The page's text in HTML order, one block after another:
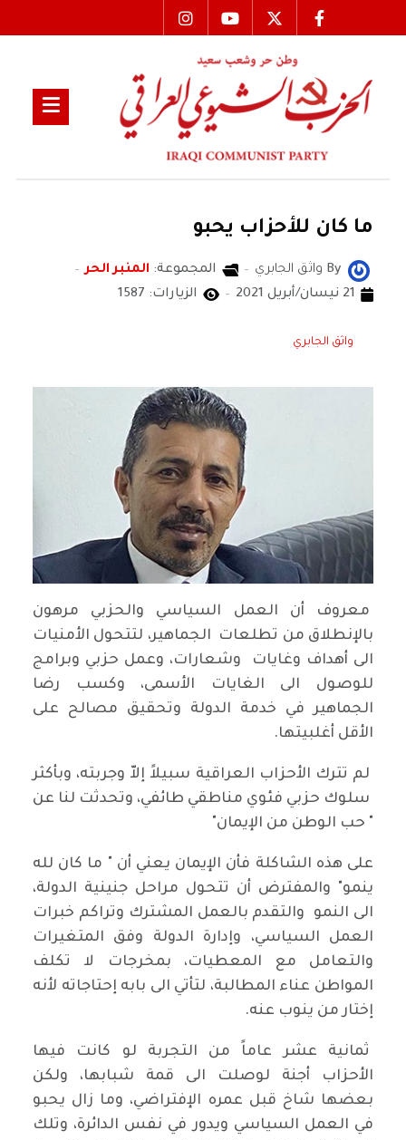
ما كان للأحزاب يحبو
By واثق الجابري المجموعة: المنبر الحر
21 نيسان/أبريل 2021
الزيارات: 1587
واثق الجابري
معروف أن العمل السياسي والحزبي مرهون
بالإنطلاق من تطلعات الجماهير، لتتحول الأمنيات
الى أهداف وغايات وشعارات، وعمل حزبي وبرامج
للوصول الى الغايات الأسمى، وكسب رضا
الجماهير في خدمة الدولة وتحقيق مصالح على
الأقل أغلبيتها.
لم تترك الأحزاب العراقية سبيلاً إلاّ وجربته، وبأكثر
سلوك حزبي فئوي مناطقي طائفي، وتحدثت لنا عن
" حب الوطن من الإيمان"
على هذه الشاكلة فأن الإيمان يعني أن " ما كان لله
ينمو" والمفترض أن تتحول مراحل جنينية الدولة،
الى النمو والتقدم بالعمل المشترك وتراكم خبرات
العمل السياسي، وإدارة الدولة وفق المتغيرات
والتعامل مع المعطيات، بمخرجات لا تكلف
المواطن عناء المطالبة، لتأتي الى بابه إحتاجاته لأنه
إختار من ينوب عنه.
ثمانية عشر عاماً من التجربة لو كانت فيها
الأحزاب أجنة لوصلت الى قمة شبابها، ولكن
بعضها شاخ قبل عمره الإفتراضي، وما زال يحبو
في العمل السياسي ويدور في نفس الدائرة، وتلك